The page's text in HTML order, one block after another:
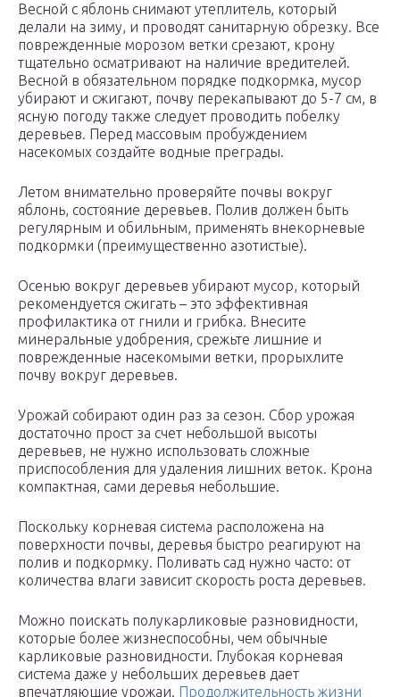
Весной с яблонь снимают утеплитель, который
делали на зиму, и проводят санитарную обрезку. Все
поврежденные морозом ветки срезают, крону
тщательно осматривают на наличие вредителей.
Весной в обязательном порядке подкормка, мусор
убирают и сжигают, почву перекапывают до 5-7 см, в
ясную погоду также следует проводить побелку
деревьев. Перед массовым пробуждением
насекомых создайте водные преграды.
Летом внимательно проверяйте почвы вокруг
яблонь, состояние деревьев. Полив должен быть
регулярным и обильным, применять внекорневые
подкормки (преимущественно азотистые).
Осенью вокруг деревьев убирают мусор, который
рекомендуется сжигать – это эффективная
профилактика от гнили и грибка. Внесите
минеральные удобрения, срежьте лишние и
поврежденные насекомыми ветки, прорыхлите
почву вокруг деревьев.
Урожай собирают один раз за сезон. Сбор урожая
достаточно прост за счет небольшой высоты
деревьев, не нужно использовать сложные
приспособления для удаления лишних веток. Крона
компактная, сами деревья небольшие.
Поскольку корневая система расположена на
поверхности почвы, деревья быстро реагируют на
полив и подкормку. Поливать сад нужно часто: от
количества влаги зависит скорость роста деревьев.
Можно поискать полукарликовые разновидности,
которые более жизнеспособны, чем обычные
карликовые разновидности. Глубокая корневая
система даже у небольших деревьев дает
впечатляющие урожаи. Продолжительность жизни